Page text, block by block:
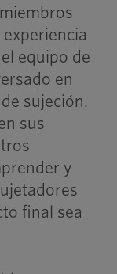
equipo de
en
sujeción.
sus
y
final sea